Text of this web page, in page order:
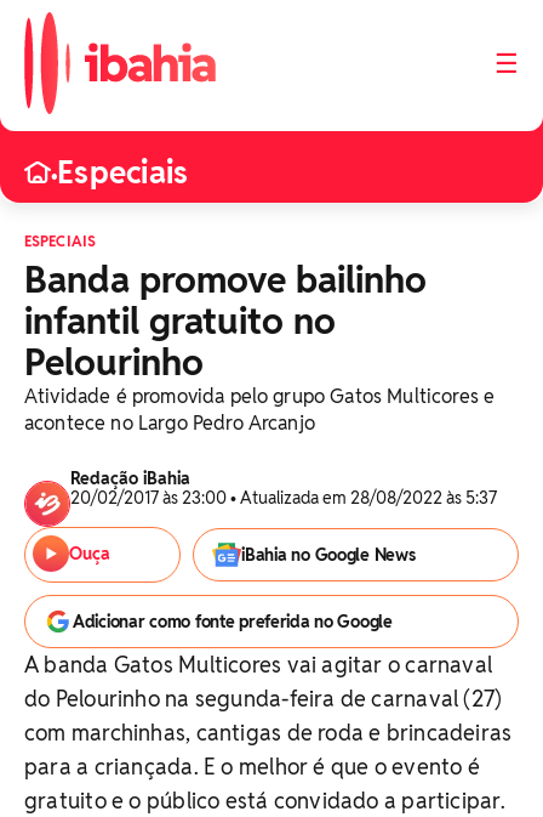
☰
•Especiais
ESPECIAIS
Banda promove bailinho
infantil gratuito no
Pelourinho
Atividade é promovida pelo grupo Gatos Multicores e
acontece no Largo Pedro Arcanjo
Redação iBahia
20/02/2017 às 23:00 • Atualizada em 28/08/2022 às 5:37
Ouça iBahia no Google News
Adicionar como fonte preferida no Google
A banda Gatos Multicores vai agitar o carnaval
do Pelourinho na segunda-feira de carnaval (27)
com marchinhas, cantigas de roda e brincadeiras
para a criançada. E o melhor é que o evento é
gratuito e o público está convidado a participar.